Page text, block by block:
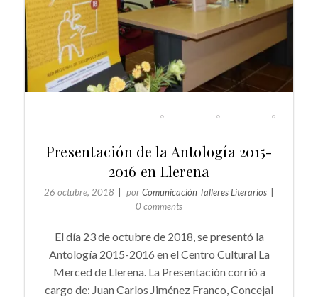
Presentación de la Antología 2015-
2016 en Llerena
26 octubre, 2018 porComunicación Talleres Literarios
0 comments
El día 23 de octubre de 2018, se presentó la
Antología 2015-2016 en el Centro Cultural La
Merced de Llerena. La Presentación corrió a
cargo de: Juan Carlos Jiménez Franco, Concejal